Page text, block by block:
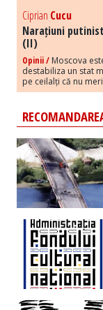
Ciprian Cucu
Narațiuni
(II)
Opinii / Moscova
destabiliza un stat
pe ceilalți că nu